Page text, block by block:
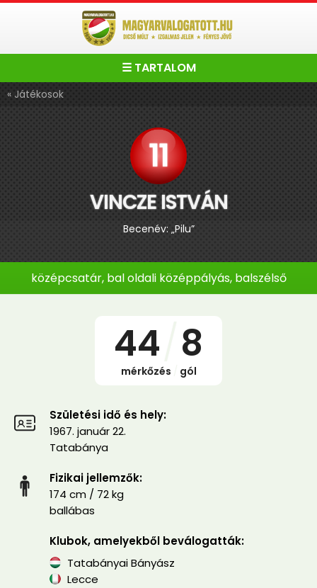
☰ TARTALOM
« Játékosok
11
VINCZE ISTVÁN
Becenév: „Pilu”
középcsatár, bal oldali középpályás, balszélső
44 8
mérkőzés gól
Születési idő és hely:
1967. január 22.
Tatabánya
Fizikai jellemzők:
174 cm / 72 kg
ballábas
Klubok, amelyekből beválogatták:
Tatabányai Bányász
Lecce